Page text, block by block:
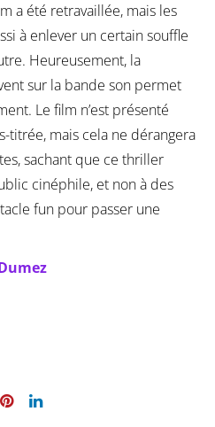
a été retravaillée, mais les
à enlever un certain souffle
Heureusement, la
sur la bande son permet
Le film n’est présenté
titrée, mais cela ne dérangera
sachant que ce thriller
cinéphile, et non à des
fun pour passer une